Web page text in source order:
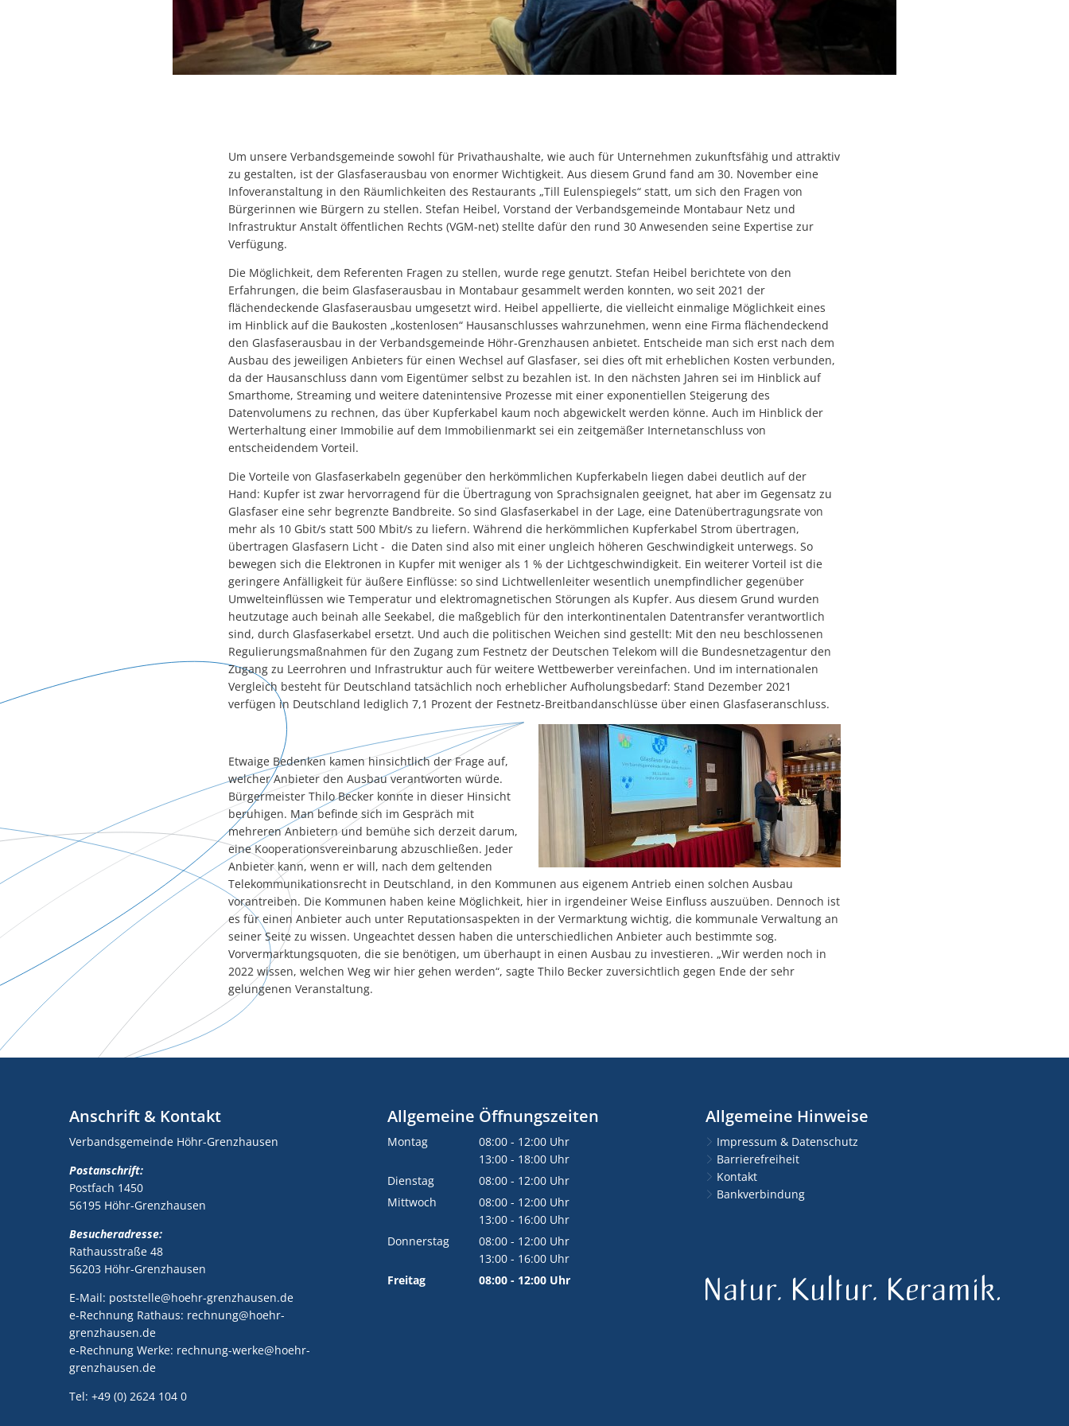
Um unsere Verbandsgemeinde sowohl für Privathaushalte, wie auch für Unternehmen zukunftsfähig und attraktiv
zu gestalten, ist der Glasfaserausbau von enormer Wichtigkeit. Aus diesem Grund fand am 30. November eine
Infoveranstaltung in den Räumlichkeiten des Restaurants „Till Eulenspiegels“ statt, um sich den Fragen von
Bürgerinnen wie Bürgern zu stellen. Stefan Heibel, Vorstand der Verbandsgemeinde Montabaur Netz und
Infrastruktur Anstalt öffentlichen Rechts (VGM-net) stellte dafür den rund 30 Anwesenden seine Expertise zur
Verfügung.
Die Möglichkeit, dem Referenten Fragen zu stellen, wurde rege genutzt. Stefan Heibel berichtete von den
Erfahrungen, die beim Glasfaserausbau in Montabaur gesammelt werden konnten, wo seit 2021 der
flächendeckende Glasfaserausbau umgesetzt wird. Heibel appellierte, die vielleicht einmalige Möglichkeit eines
im Hinblick auf die Baukosten „kostenlosen“ Hausanschlusses wahrzunehmen, wenn eine Firma flächendeckend
den Glasfaserausbau in der Verbandsgemeinde Höhr-Grenzhausen anbietet. Entscheide man sich erst nach dem
Ausbau des jeweiligen Anbieters für einen Wechsel auf Glasfaser, sei dies oft mit erheblichen Kosten verbunden,
da der Hausanschluss dann vom Eigentümer selbst zu bezahlen ist. In den nächsten Jahren sei im Hinblick auf
Smarthome, Streaming und weitere datenintensive Prozesse mit einer exponentiellen Steigerung des
Datenvolumens zu rechnen, das über Kupferkabel kaum noch abgewickelt werden könne. Auch im Hinblick der
Werterhaltung einer Immobilie auf dem Immobilienmarkt sei ein zeitgemäßer Internetanschluss von
entscheidendem Vorteil.
Die Vorteile von Glasfaserkabeln gegenüber den herkömmlichen Kupferkabeln liegen dabei deutlich auf der
Hand: Kupfer ist zwar hervorragend für die Übertragung von Sprachsignalen geeignet, hat aber im Gegensatz zu
Glasfaser eine sehr begrenzte Bandbreite. So sind Glasfaserkabel in der Lage, eine Datenübertragungsrate von
mehr als 10 Gbit/s statt 500 Mbit/s zu liefern. Während die herkömmlichen Kupferkabel Strom übertragen,
übertragen Glasfasern Licht - die Daten sind also mit einer ungleich höheren Geschwindigkeit unterwegs. So
bewegen sich die Elektronen in Kupfer mit weniger als 1 % der Lichtgeschwindigkeit. Ein weiterer Vorteil ist die
geringere Anfälligkeit für äußere Einflüsse: so sind Lichtwellenleiter wesentlich unempfindlicher gegenüber
Umwelteinflüssen wie Temperatur und elektromagnetischen Störungen als Kupfer. Aus diesem Grund wurden
heutzutage auch beinah alle Seekabel, die maßgeblich für den interkontinentalen Datentransfer verantwortlich
sind, durch Glasfaserkabel ersetzt. Und auch die politischen Weichen sind gestellt: Mit den neu beschlossenen
Regulierungsmaßnahmen für den Zugang zum Festnetz der Deutschen Telekom will die Bundesnetzagentur den
Zugang zu Leerrohren und Infrastruktur auch für weitere Wettbewerber vereinfachen. Und im internationalen
Vergleich besteht für Deutschland tatsächlich noch erheblicher Aufholungsbedarf: Stand Dezember 2021
verfügen in Deutschland lediglich 7,1 Prozent der Festnetz-Breitbandanschlüsse über einen Glasfaseranschluss.
Etwaige Bedenken kamen hinsichtlich der Frage auf,
welcher Anbieter den Ausbau verantworten würde.
Bürgermeister Thilo Becker konnte in dieser Hinsicht
beruhigen. Man befinde sich im Gespräch mit
mehreren Anbietern und bemühe sich derzeit darum,
eine Kooperationsvereinbarung abzuschließen. Jeder
Anbieter kann, wenn er will, nach dem geltenden
Telekommunikationsrecht in Deutschland, in den Kommunen aus eigenem Antrieb einen solchen Ausbau
vorantreiben. Die Kommunen haben keine Möglichkeit, hier in irgendeiner Weise Einfluss auszuüben. Dennoch ist
es für einen Anbieter auch unter Reputationsaspekten in der Vermarktung wichtig, die kommunale Verwaltung an
seiner Seite zu wissen. Ungeachtet dessen haben die unterschiedlichen Anbieter auch bestimmte sog.
Vorvermarktungsquoten, die sie benötigen, um überhaupt in einen Ausbau zu investieren. „Wir werden noch in
2022 wissen, welchen Weg wir hier gehen werden“, sagte Thilo Becker zuversichtlich gegen Ende der sehr
gelungenen Veranstaltung.
Anschrift & Kontakt
Verbandsgemeinde Höhr-Grenzhausen
Postanschrift:
Postfach 1450
56195 Höhr-Grenzhausen
Besucheradresse:
Rathausstraße 48
56203 Höhr-Grenzhausen
E-Mail: poststelle@hoehr-grenzhausen.de
e-Rechnung Rathaus: rechnung@hoehr-
grenzhausen.de
e-Rechnung Werke: rechnung-werke@hoehr-
grenzhausen.de
Tel: +49 (0) 2624 104 0
Allgemeine Öffnungszeiten
Montag 08:00 - 12:00 Uhr
Von 08:00 bis 12:00 Uhr
13:00 - 18:00 Uhr
Von 13:00 bis 18:00 Uhr
Dienstag 08:00 - 12:00 Uhr
Von 08:00 bis 12:00 Uhr
Mittwoch 08:00 - 12:00 Uhr
Von 08:00 bis 12:00 Uhr
13:00 - 16:00 Uhr
Von 13:00 bis 16:00 Uhr
Donnerstag 08:00 - 12:00 Uhr
Von 08:00 bis 12:00 Uhr
13:00 - 16:00 Uhr
Von 13:00 bis 16:00 Uhr
Freitag 08:00 - 12:00 Uhr
Allgemeine Hinweise
Impressum & Datenschutz
Barrierefreiheit
Kontakt
Bankverbindung